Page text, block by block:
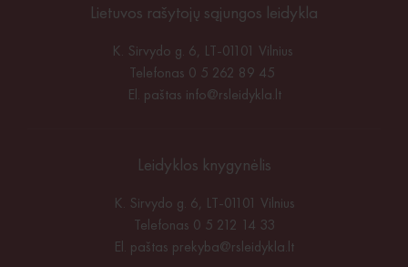
Lietuvos rašytojų sąjungos leidykla
K. Sirvydo g. 6, LT-01101 Vilnius
Telefonas 0 5 262 89 45
El. paštas info@rsleidykla.lt
Leidyklos knygynėlis
K. Sirvydo g. 6, LT-01101 Vilnius
Telefonas 0 5 212 14 33
El. paštas prekyba@rsleidykla.lt